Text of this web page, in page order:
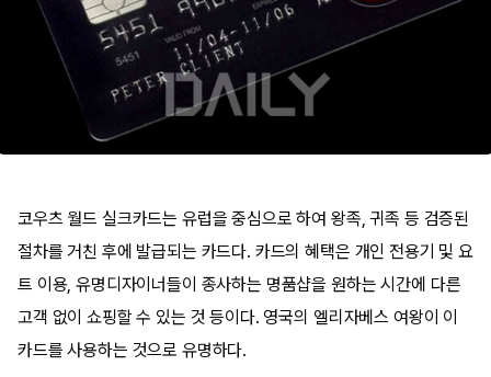
코우츠 월드 실크카드는 유럽을 중심으로 하여 왕족, 귀족 등 검증된
절차를 거친 후에 발급되는 카드다. 카드의 혜택은 개인 전용기 및 요
트 이용, 유명디자이너들이 종사하는 명품샵을 원하는 시간에 다른
고객 없이 쇼핑할 수 있는 것 등이다. 영국의 엘리자베스 여왕이 이
카드를 사용하는 것으로 유명하다.